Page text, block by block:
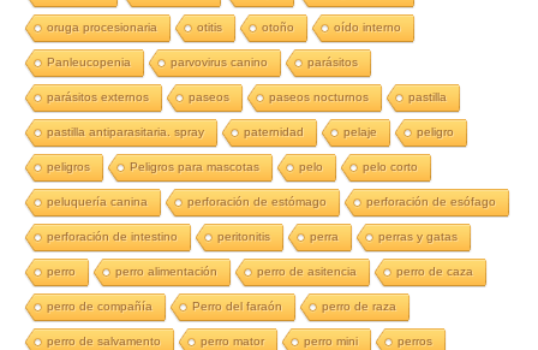
oruga procesionaria otitis otoño oído interno
Panleucopenia parvovirus canino parásitos
parásitos externos paseos paseos nocturnos pastilla
pastilla antiparasitaria. spray paternidad pelaje peligro
peligros Peligros para mascotas pelo pelo corto
peluquería canina perforación de estómago perforación de esófago
perforación de intestino peritonitis perra perras y gatas
perro perro alimentación perro de asitencia perro de caza
perro de compañía Perro del faraón perro de raza
perro de salvamento perro mator perro mini perros